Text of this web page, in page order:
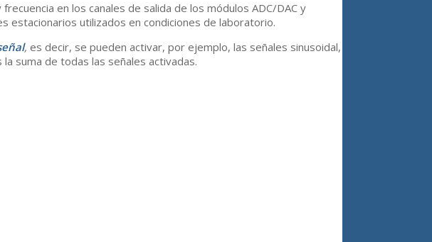
en los canales de salida de los módulos ADC/DAC y
estacionarios utilizados en condiciones de laboratorio.
, es decir, se pueden activar, por ejemplo, las señales sinusoidal,
suma de todas las señales activadas.